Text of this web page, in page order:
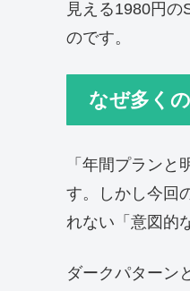
見える1980円
のです。
なぜ多く
「年間プラン
す。しかし今回
れない「意図的
ダークパターン